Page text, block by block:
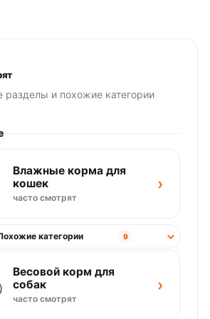
разделы и похожие категории
Влажные корма для
кошек
часто смотрят
›
категории 9
Весовой корм для
собак
часто смотрят
›